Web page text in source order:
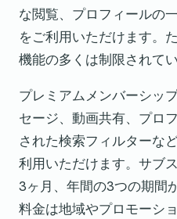
な閲覧、プロフィールの
をご利用いただけます。
機能の多くは制限されてい
プレミアムメンバーシッ
セージ、動画共有、プロ
された検索フィルターな
利用いただけます。サブ
3ヶ月、年間の3つの期間
料金は地域やプロモーシ